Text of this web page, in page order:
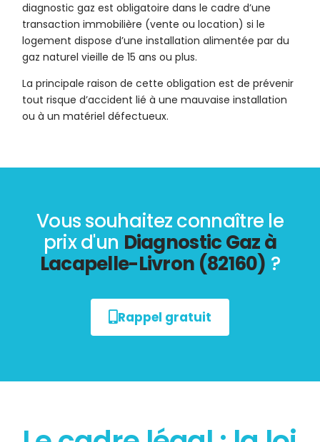
diagnostic gaz est obligatoire dans le cadre d’une
transaction immobilière (vente ou location) si le
logement dispose d’une installation alimentée par du
gaz naturel vieille de 15 ans ou plus.
La principale raison de cette obligation est de prévenir
tout risque d’accident lié à une mauvaise installation
ou à un matériel défectueux.
Vous souhaitez connaître le
prix d'un Diagnostic Gaz à
Lacapelle-Livron (82160) ?
Rappel gratuit